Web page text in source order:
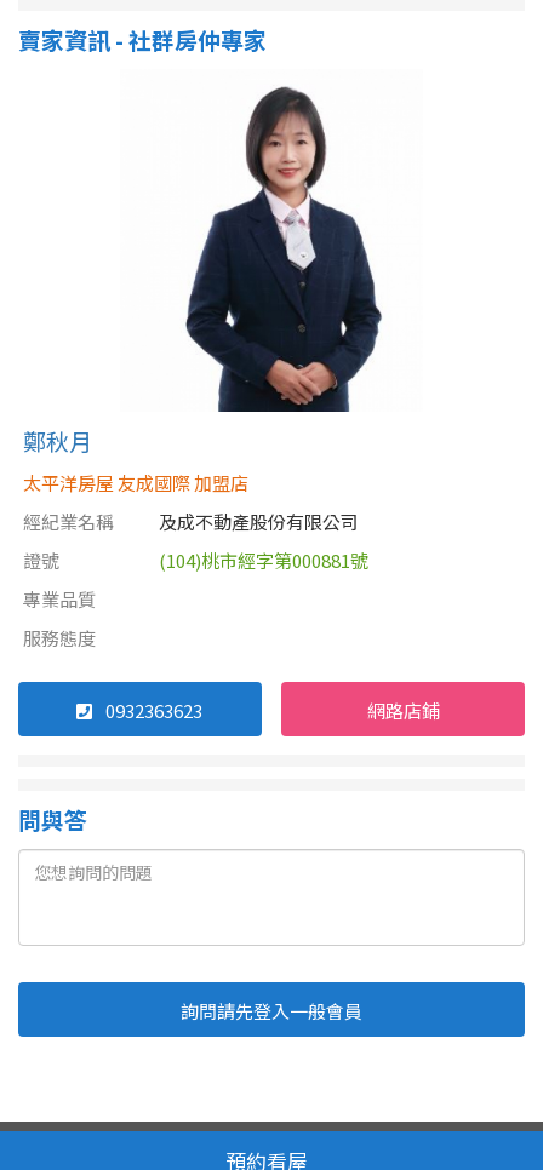
預約看屋
賣家資訊 - 社群房仲專家
鄭秋月
太平洋房屋 友成國際 加盟店
經紀業名稱
及成不動產股份有限公司
證號
(104)桃市經字第000881號
專業品質
服務態度
0932363623 網路店鋪
問與答
詢問請先登入一般會員
我家網 版權所有 轉載必究服務條款